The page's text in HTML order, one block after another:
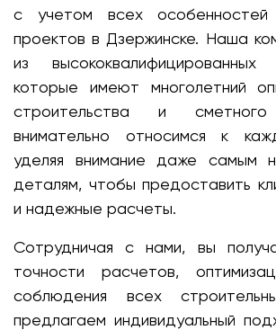
с учетом всех особенностей
проектов в Дзержинске. Наша
из высококвалифицированных
которые имеют многолетний
строительства и
внимательно относимся к
уделяя внимание даже самым
деталям, чтобы предоставить
и надежные расчеты.
Сотрудничая с нами, вы
точности расчетов,
соблюдения всех
предлагаем индивидуальный